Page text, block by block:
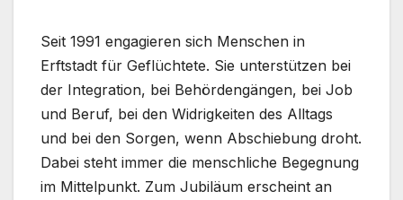
Seit 1991 engagieren sich Menschen in
Erftstadt für Geflüchtete. Sie unterstützen bei
der Integration, bei Behördengängen, bei Job
und Beruf, bei den Widrigkeiten des Alltags
und bei den Sorgen, wenn Abschiebung droht.
Dabei steht immer die menschliche Begegnung
im Mittelpunkt. Zum Jubiläum erscheint an